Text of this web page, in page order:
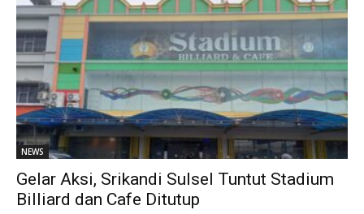
NEWS
Gelar Aksi, Srikandi Sulsel Tuntut Stadium
Billiard dan Cafe Ditutup